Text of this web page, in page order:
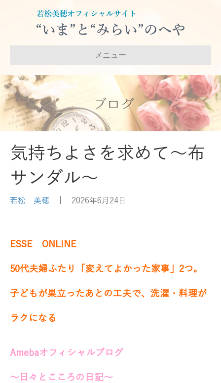
メニュー
ブログ
気持ちよさを求めて～布
サンダル～
若松 美穂 2026年6月24日
ESSE ONLINE
50代夫婦ふたり「変えてよかった家事」2つ。
子どもが巣立ったあとの工夫で、洗濯・料理が
ラクになる
Amebaオフィシャルブログ
～日々とこころの日記～